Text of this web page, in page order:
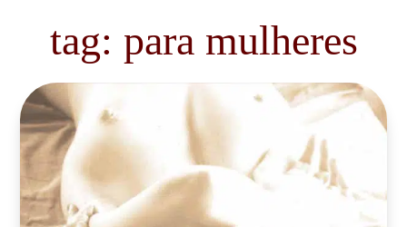
tag: para mulheres